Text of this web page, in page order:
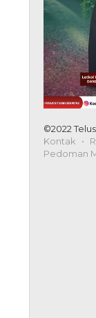
©2022
Kontak
Pedoman